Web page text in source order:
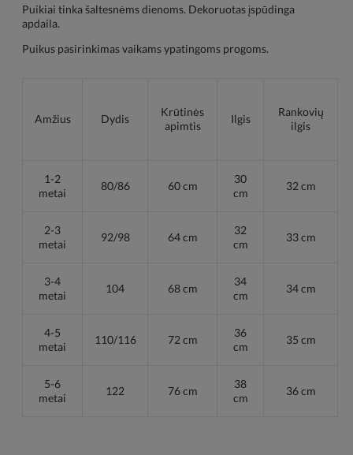
Puikiai tinka šaltesnėms dienoms. Dekoruotas įspūdinga
apdaila.
Puikus pasirinkimas vaikams ypatingoms progoms.
Amžius Dydis
Krūtinės
apimtis
Ilgis
Rankovių
ilgis
1-2
metai
80/86 60 cm
30
cm
32 cm
2-3
metai
92/98 64 cm
32
cm
33 cm
3-4
metai
104 68 cm
34
cm
34 cm
4-5
metai
110/116 72 cm
36
cm
35 cm
5-6
metai
122 76 cm
38
cm
36 cm